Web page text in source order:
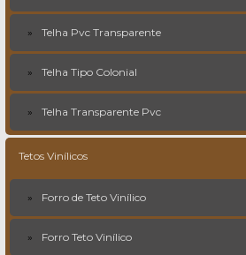
Telha Pvc Transparente
Telha Tipo Colonial
Telha Transparente Pvc
Tetos Vinílicos
Forro de Teto Vinílico
Forro Teto Vinílico